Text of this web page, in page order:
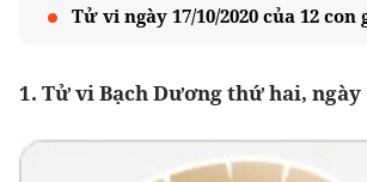
Tử vi ngày 17/10/2020 của 12 con
1. Tử vi Bạch Dương thứ hai, ngày